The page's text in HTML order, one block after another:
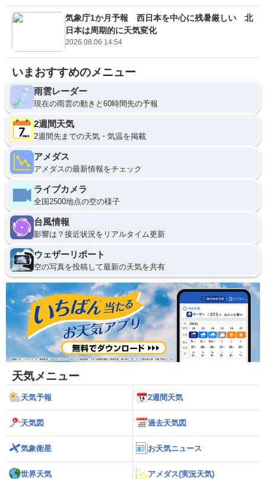
気象庁1か月予報 西日本を中心に残暑厳しい 北
日本は周期的に天気変化
2026.08.06 14:54
いまおすすめのメニュー
雨雲レーダー
現在の雨雲の動きと60時間先の予報
2週間天気
2週間先までの天気・気温を掲載
アメダス
アメダスの最新情報をチェック
ライブカメラ
全国2500地点の空の様子
台風情報
影響は？接近状況をリアルタイム更新
ウェザーリポート
空の写真を投稿して最新の天気を共有
天気メニュー
天気予報 2週間天気
天気図 過去天気図
気象衛星 お天気ニュース
世界天気 アメダス(実況天気)